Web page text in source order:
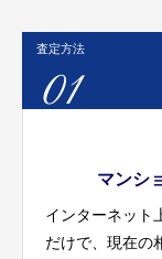
査定方法
01
マンシ
インターネット
だけで、現在の